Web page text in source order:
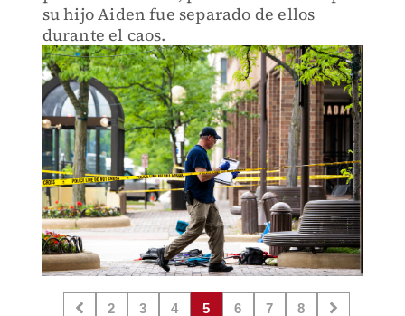
su hijo Aiden fue separado de ellos
durante el caos.
2 3 4 5 6 7 8